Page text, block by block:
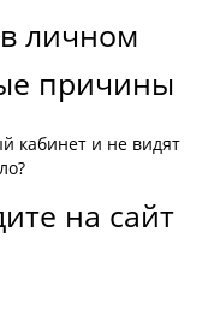
личном
причины
кабинет и не видят
на сайт